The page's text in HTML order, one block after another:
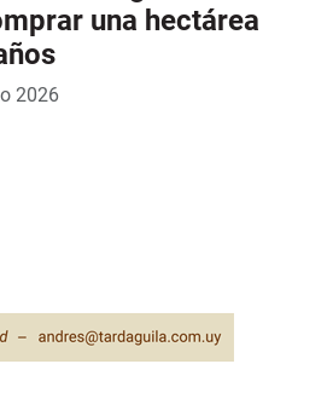
una hectárea
2026